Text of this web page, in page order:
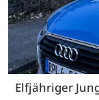
Elfjähriger